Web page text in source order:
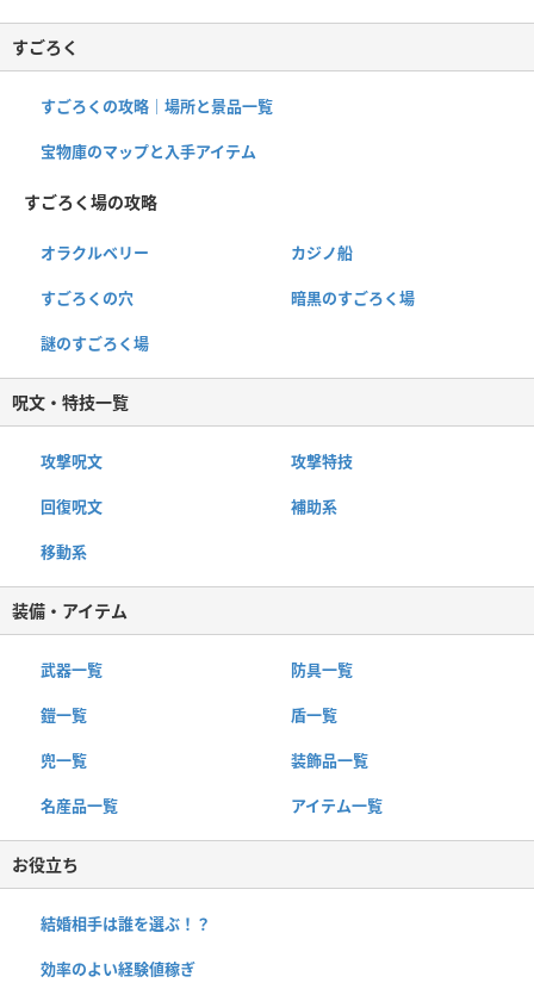
すごろく
すごろくの攻略｜場所と景品一覧
宝物庫のマップと入手アイテム
すごろく場の攻略
オラクルベリー カジノ船
すごろくの穴 暗黒のすごろく場
謎のすごろく場
呪文・特技一覧
攻撃呪文 攻撃特技
回復呪文 補助系
移動系
装備・アイテム
武器一覧 防具一覧
鎧一覧 盾一覧
兜一覧 装飾品一覧
名産品一覧 アイテム一覧
お役立ち
結婚相手は誰を選ぶ！？
効率のよい経験値稼ぎ